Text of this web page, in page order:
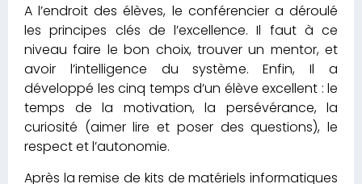
A l’endroit des élèves, le conférencier a déroulé
les principes clés de l’excellence. Il faut à ce
niveau faire le bon choix, trouver un mentor, et
avoir l’intelligence du système. Enfin, Il a
développé les cinq temps d’un élève excellent : le
temps de la motivation, la persévérance, la
curiosité (aimer lire et poser des questions), le
respect et l’autonomie.
Après la remise de kits de matériels informatiques